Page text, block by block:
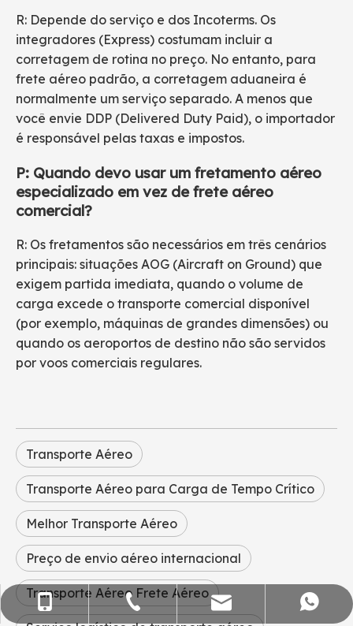
R: Depende do serviço e dos Incoterms. Os
integradores (Express) costumam incluir a
corretagem de rotina no preço. No entanto, para
frete aéreo padrão, a corretagem aduaneira é
normalmente um serviço separado. A menos que
você envie DDP (Delivered Duty Paid), o importador
é responsável pelas taxas e impostos.
P: Quando devo usar um fretamento aéreo
especializado em vez de frete aéreo
comercial?
R: Os fretamentos são necessários em três cenários
principais: situações AOG (Aircraft on Ground) que
exigem partida imediata, quando o volume de
carga excede o transporte comercial disponível
(por exemplo, máquinas de grandes dimensões) ou
quando os aeroportos de destino não são servidos
por voos comerciais regulares.
Transporte Aéreo
Transporte Aéreo para Carga de Tempo Crítico
Melhor Transporte Aéreo
Preço de envio aéreo internacional
Transporte Aéreo Frete Aéreo
+86- 15818568920
+86-755-36973380
vendas@flying-trans.com
+86 13554758640